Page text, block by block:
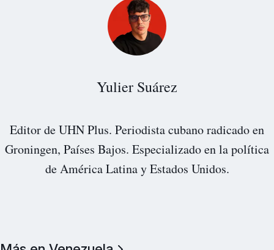
Yulier Suárez
Editor de UHN Plus. Periodista cubano radicado en
Groningen, Países Bajos. Especializado en la política
de América Latina y Estados Unidos.